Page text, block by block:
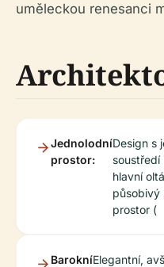
uměleckou renesanci
Jednolodní
prostor:
Design s
soustředí
hlavní
působivý
prostor (
BarokníElegantní,